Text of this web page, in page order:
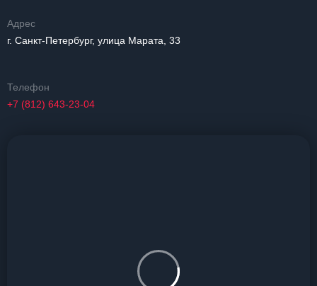
Адрес
г. Санкт-Петербург, улица Марата, 33
Телефон
+7 (812) 643-23-04